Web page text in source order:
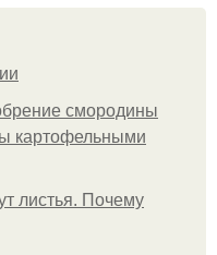
смородины
картофельными
листья. Почему